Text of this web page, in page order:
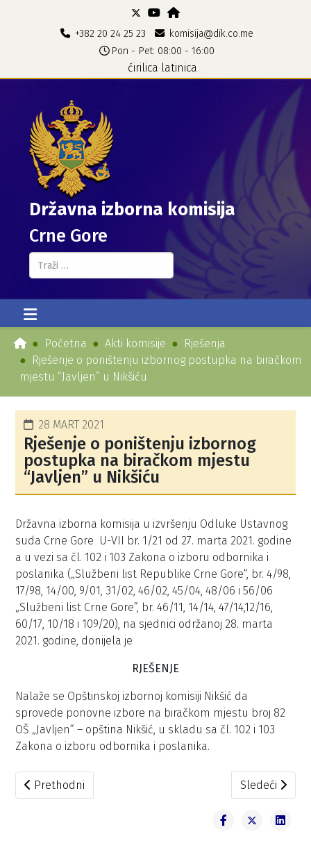
+382 20 24 25 23
komisija@dik.co.me
Pon - Pet: 08:00 - 16:00
ćirilica latinica
Državna izborna komisija
Crne Gore
Pretraga...
Početna Akti komisije
Rješenja
Rješenje o poništenju izbornog postupka na biračkom
mjestu “Javljen” u Nikšiću
28 MART 2021
Rješenje o poništenju izbornog
postupka na biračkom mjestu
“Javljen” u Nikšiću
Državna izborna komisija u izvršenju Odluke Ustavnog
suda Crne Gore U-VII br. 1/21 od 27. marta 2021. godine
a u vezi sa čl. 102 i 103 Zakona o izboru odbornika i
poslanika („Službeni list Republike Crne Gore“, br. 4/98,
17/98, 14/00, 9/01, 31/02, 46/02, 45/04, 48/06 i 56/06
„Službeni list Crne Gore”, br. 46/11, 14/14, 47/14,12/16,
60/17, 10/18 i 109/20), na sjednici održanoj 28. marta
2021. godine, donijela je
RJEŠENJE
Nalaže se Opštinskoj izbornoj komisiji Nikšić da
sprovede ponovne izbore na biračkom mjestu broj 82
OŠ „Javljen“ – opština Nikšić, u skladu sa čl. 102 i 103
Zakona o izboru odbornika i poslanika.
Prethodni članak: Obavještenje Državne izborne
Prethodni Sledeći
Sledeći